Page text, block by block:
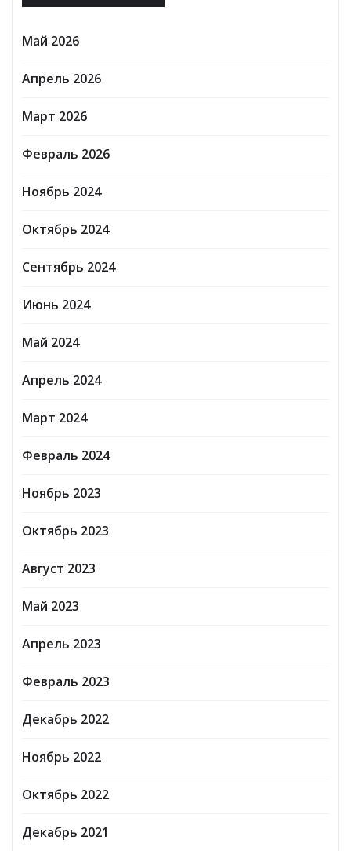
Май 2026
Апрель 2026
Март 2026
Февраль 2026
Ноябрь 2024
Октябрь 2024
Сентябрь 2024
Июнь 2024
Май 2024
Апрель 2024
Март 2024
Февраль 2024
Ноябрь 2023
Октябрь 2023
Август 2023
Май 2023
Апрель 2023
Февраль 2023
Декабрь 2022
Ноябрь 2022
Октябрь 2022
Декабрь 2021